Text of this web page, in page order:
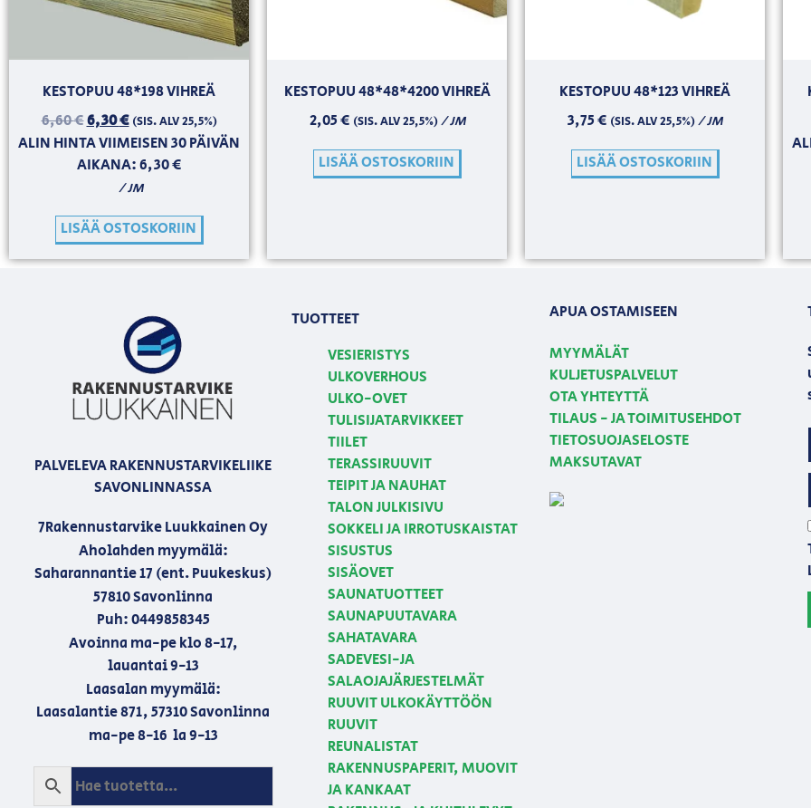
KESTOPUU 48*198 VIHREÄ
6,60€6,30€ (SIS. ALV 25,5%)
ALIN HINTA VIIMEISEN 30 PÄIVÄN
AIKANA:6,30€
/ JM
LISÄÄ OSTOSKORIIN
KESTOPUU 48*48*4200 VIHREÄ
2,05€ (SIS. ALV 25,5%)/ JM
LISÄÄ OSTOSKORIIN
KESTOPUU 48*123 VIHREÄ
3,75€ (SIS. ALV 25,5%)/ JM
LISÄÄ OSTOSKORIIN
PALVELEVA RAKENNUSTARVIKELIIKE
SAVONLINNASSA
7Rakennustarvike Luukkainen Oy
Aholahden myymälä:
Saharannantie 17 (ent. Puukeskus)
57810 Savonlinna
Puh: 0449858345
Avoinna ma-pe klo 8-17,
lauantai 9-13
Laasalan myymälä:
Laasalantie 871, 57310 Savonlinna
ma-pe 8-16 la 9-13
TUOTTEET
VESIERISTYS
ULKOVERHOUS
ULKO-OVET
TULISIJATARVIKKEET
TIILET
TERASSIRUUVIT
TEIPIT JA NAUHAT
TALON JULKISIVU
SOKKELI JA IRROTUSKAISTAT
SISUSTUS
SISÄOVET
SAUNATUOTTEET
SAUNAPUUTAVARA
SAHATAVARA
SADEVESI-JA
SALAOJAJÄRJESTELMÄT
RUUVIT ULKOKÄYTTÖÖN
RUUVIT
REUNALISTAT
RAKENNUSPAPERIT, MUOVIT
JA KANKAAT
APUA OSTAMISEEN
MYYMÄLÄT
KULJETUSPALVELUT
OTA YHTEYTTÄ
TILAUS - JA TOIMITUSEHDOT
TIETOSUOJASELOSTE
MAKSUTAVAT